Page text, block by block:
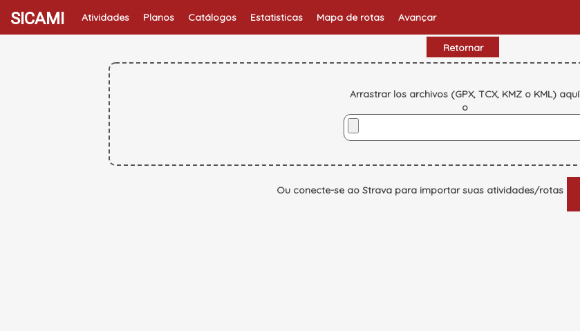
SICAMI Atividades Planos Catálogos Estatisticas Mapa de rotas Avançar
Retornar
Arrastrar los archivos (GPX, TCX, KMZ o KML) aquí
o
Ou conecte-se ao Strava para importar suas atividades/rotas